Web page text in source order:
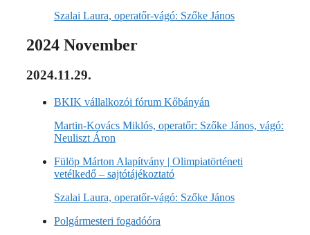
Szalai Laura, operatőr-vágó: Szőke János
2024 November
2024.11.29.
BKIK vállalkozói fórum Kőbányán
Martin-Kovács Miklós, operatőr: Szőke János, vágó:
Neuliszt Áron
Fülöp Márton Alapítvány | Olimpiatörténeti
vetélkedő – sajtótájékoztató
Szalai Laura, operatőr-vágó: Szőke János
Polgármesteri fogadóóra